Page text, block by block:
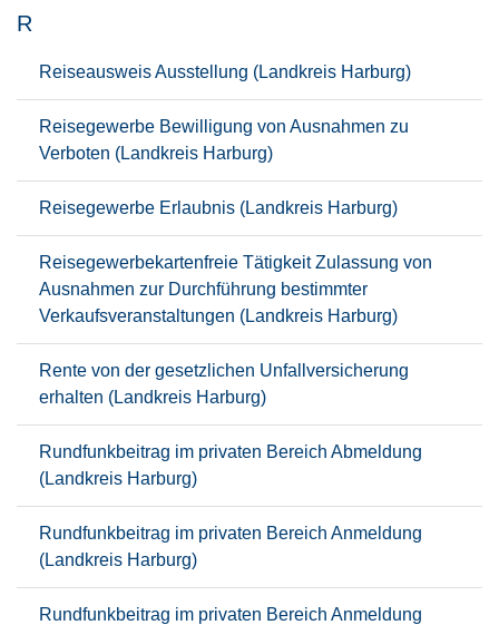
R
Reiseausweis Ausstellung (Landkreis Harburg)
Reisegewerbe Bewilligung von Ausnahmen zu
Verboten (Landkreis Harburg)
Reisegewerbe Erlaubnis (Landkreis Harburg)
Reisegewerbekartenfreie Tätigkeit Zulassung von
Ausnahmen zur Durchführung bestimmter
Verkaufsveranstaltungen (Landkreis Harburg)
Rente von der gesetzlichen Unfallversicherung
erhalten (Landkreis Harburg)
Rundfunkbeitrag im privaten Bereich Abmeldung
(Landkreis Harburg)
Rundfunkbeitrag im privaten Bereich Anmeldung
(Landkreis Harburg)
Rundfunkbeitrag im privaten Bereich Anmeldung